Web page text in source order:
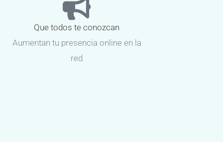
Que todos te conozcan
Aumentan tu presencia online en la
red